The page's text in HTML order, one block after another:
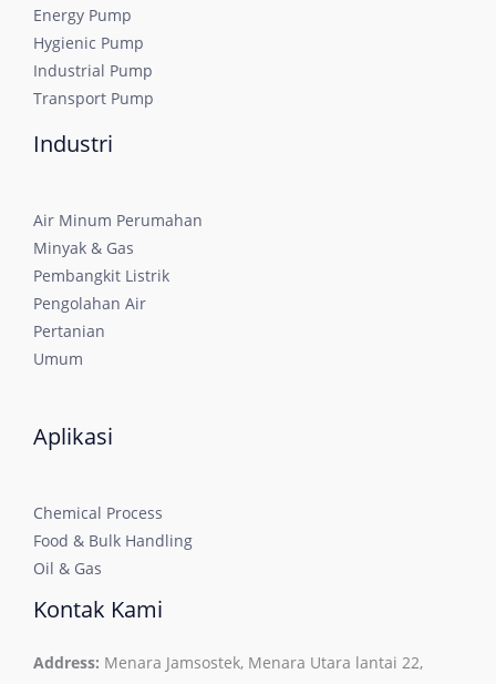
Energy Pump
Hygienic Pump
Industrial Pump
Transport Pump
Industri
Air Minum Perumahan
Minyak & Gas
Pembangkit Listrik
Pengolahan Air
Pertanian
Umum
Aplikasi
Chemical Process
Food & Bulk Handling
Oil & Gas
Kontak Kami
Address: Menara Jamsostek, Menara Utara lantai 22,